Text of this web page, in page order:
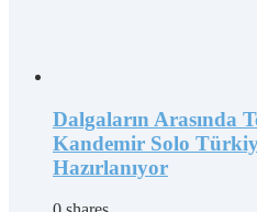
Dalgaların Arasında
Kandemir Solo
Hazırlanıyor